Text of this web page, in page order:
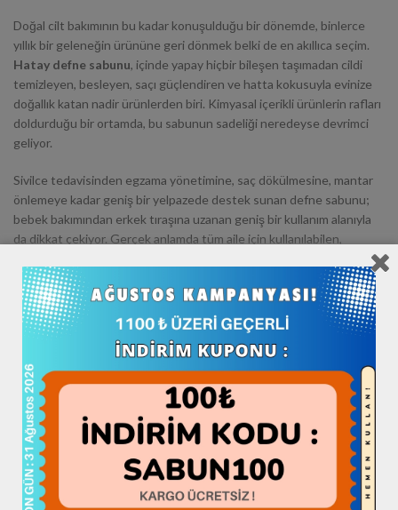
Doğal cilt bakımının bu kadar konuşulduğu bir dönemde, binlerce
yıllık bir geleneğin ürününe geri dönmek belki de en akıllıca seçim.
Hatay defne sabunu, içinde yapay hiçbir bileşen taşımadan cildi
temizleyen, besleyen, saçı güçlendiren ve hatta kokusuyla evinize
doğallık katan nadir ürünlerden biri. Kimyasal içerikli ürünlerin rafları
doldurduğu bir ortamda, bu sabunun sadeliği neredeyse devrimci
geliyor.
Sivilce tedavisinden egzama yönetimine, saç dökülmesine, mantar
önlemeye kadar geniş bir yelpazede destek sunan defne sabunu;
bebek bakımından erkek tıraşına uzanan geniş bir kullanım alanıyla
da dikkat çekiyor. Gerçek anlamda tüm aile için kullanılabilen,
birkaç hafta boyunca rutininize katmak oldukça iyi bir başlangıç
noktası olacaktır. Siz de “denenmiş, binlerce yıl boyunca test
edilmiş” bir ürünün gücünü bizzat görmüş olursunuz.